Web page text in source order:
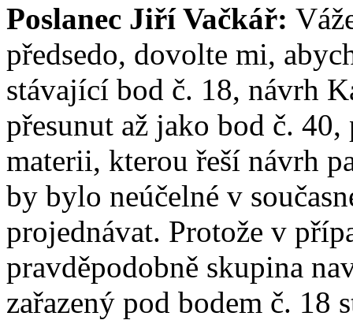
Poslanec Jiří Vačkář:
předsedo, dovolte mi,
stávající bod č. 18, návrh
přesunut až jako bod č.
materii, kterou řeší návrh
by bylo neúčelné v
projednávat. Protože v
pravděpodobně skupina
zařazený pod bodem č. 18